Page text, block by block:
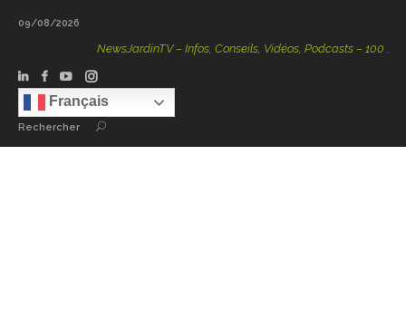
09/08/2026
NewsJardinTV – Infos, Conseils, Vidéos, Podcasts – 100 %
Français
Rechercher